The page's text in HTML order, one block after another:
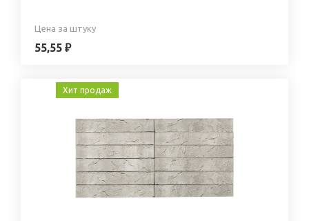
Цена за штуку
55,55 ₽
Хит продаж